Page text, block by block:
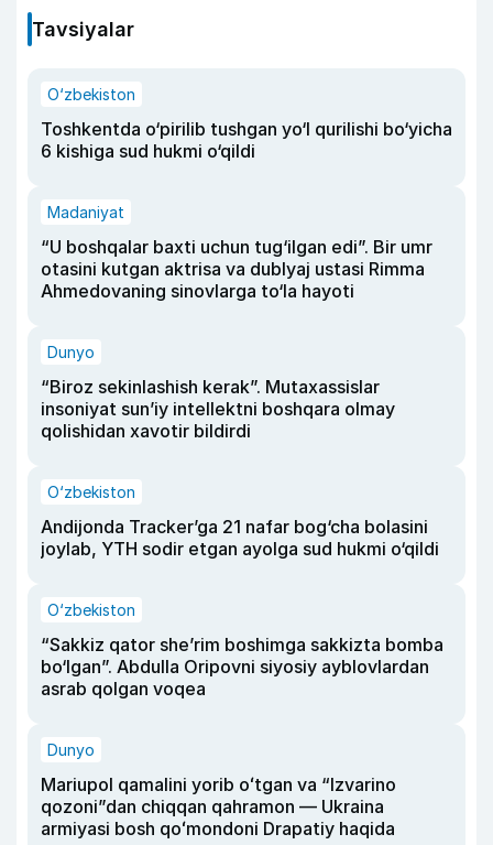
Tavsiyalar
O‘zbekiston
Toshkentda o‘pirilib tushgan yo‘l qurilishi bo‘yicha
6 kishiga sud hukmi o‘qildi
Madaniyat
“U boshqalar baxti uchun tug‘ilgan edi”. Bir umr
otasini kutgan aktrisa va dublyaj ustasi Rimma
Ahmedovaning sinovlarga to‘la hayoti
Dunyo
“Biroz sekinlashish kerak”. Mutaxassislar
insoniyat sun’iy intellektni boshqara olmay
qolishidan xavotir bildirdi
O‘zbekiston
Andijonda Tracker’ga 21 nafar bog‘cha bolasini
joylab, YTH sodir etgan ayolga sud hukmi o‘qildi
O‘zbekiston
“Sakkiz qator she’rim boshimga sakkizta bomba
bo‘lgan”. Abdulla Oripovni siyosiy ayblovlardan
asrab qolgan voqea
Dunyo
Mariupol qamalini yorib oʻtgan va “Izvarino
qozoni”dan chiqqan qahramon — Ukraina
armiyasi bosh qoʻmondoni Drapatiy haqida